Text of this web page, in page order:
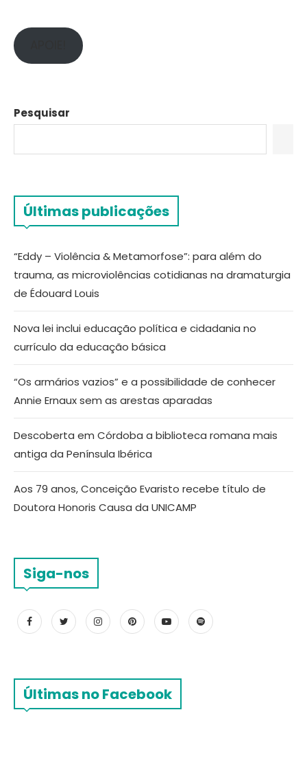
Pesquisar
Últimas publicações
“Eddy – Violência & Metamorfose”: para além do
trauma, as microviolências cotidianas na dramaturgia
de Édouard Louis
Nova lei inclui educação política e cidadania no
currículo da educação básica
“Os armários vazios” e a possibilidade de conhecer
Annie Ernaux sem as arestas aparadas
Descoberta em Córdoba a biblioteca romana mais
antiga da Península Ibérica
Aos 79 anos, Conceição Evaristo recebe título de
Doutora Honoris Causa da UNICAMP
Siga-nos
Últimas no Facebook